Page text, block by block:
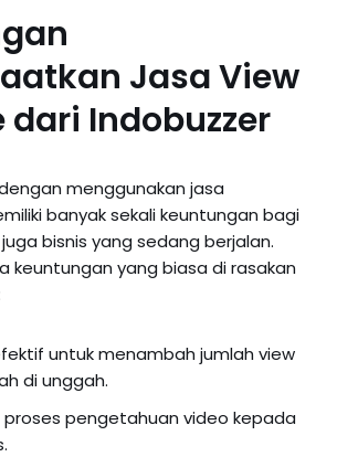
Jasa View
dari Indobuzzer
menggunakan jasa
banyak sekali keuntungan bagi
bisnis yang sedang berjalan.
keuntungan yang biasa di rasakan
untuk menambah jumlah view
di unggah.
pengetahuan video kepada